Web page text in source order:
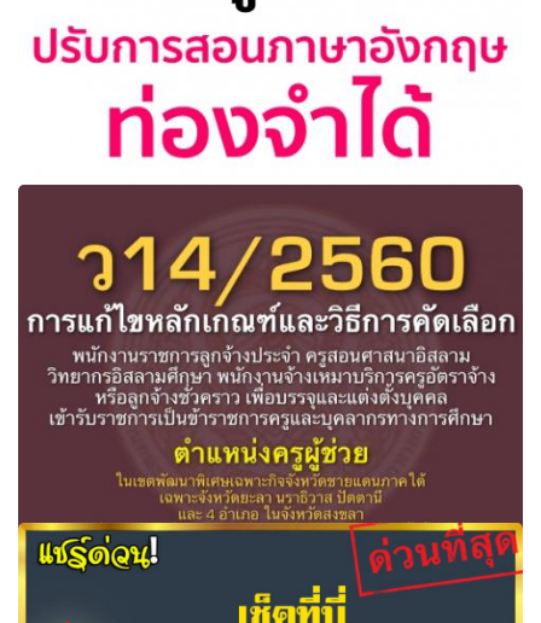
"บิ๊กตู่" จี้ศธ. ปรับการสอนภาษาอังกฤษท่องจำได้ เพิ่มความเข้ม
ข้น บุคลากรใช้ภาษาอังกฤษ
การแก้ไขหลักเกณฑ์และวิธีการคัดเลือกพนักงานราชการ
ลูกจ้างประจำฯ เข้ารับราชการเป็นครูผู้ช่วย